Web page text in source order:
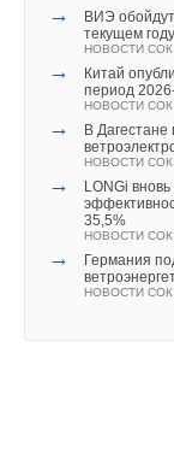
→
ВИЭ обойдут
текущем году
НОВОСТИ СОК
→
Китай
период
НОВОСТИ СОК
→
В Дагестане
НОВОСТИ СОК
→
LONGi
35,5%
НОВОСТИ СОК
→
Германия
НОВОСТИ СОК
Меньшая средняя
фасада. Это
Физико-
применять их без
существенно
конструкции.
увеличивают
избежать
утепления
приводит к
БАТТС Д ОПТИМА,